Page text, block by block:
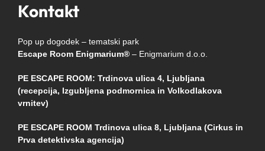
Kontakt
Pop up dogodek – tematski park
Escape Room Enigmarium® – Enigmarium d.o.o.
PE ESCAPE ROOM: Trdinova ulica 4, Ljubljana
(recepcija, Izgubljena podmornica in Volkodlakova
vrnitev)
PE ESCAPE ROOM Trdinova ulica 8, Ljubljana (Cirkus in
Prva detektivska agencija)